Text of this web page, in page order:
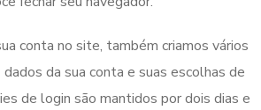
conta no site, também criamos vários
da sua conta e suas escolhas de
de login são mantidos por dois dias e